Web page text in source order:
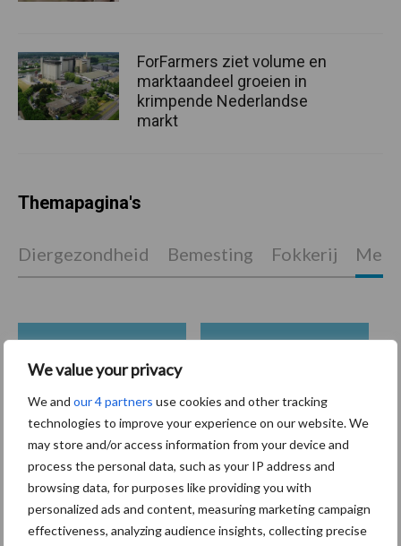
We value your privacy
We and our 4 partners use cookies and other tracking
technologies to improve your experience on our website. We
may store and/or access information from your device and
process the personal data, such as your IP address and
browsing data, for purposes like providing you with
personalized ads and content, measuring marketing campaign
effectiveness, analyzing audience insights, collecting precise
ForFarmers ziet volume en
marktaandeel groeien in
krimpende Nederlandse
markt
Themapagina's
Diergezondheid Bemesting Fokkerij
Bedrijfsnieuws
Toon meer